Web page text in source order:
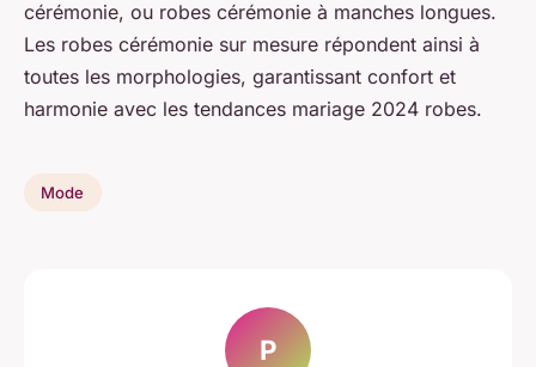
cérémonie, ou robes cérémonie à manches longues.
Les robes cérémonie sur mesure répondent ainsi à
toutes les morphologies, garantissant confort et
harmonie avec les tendances mariage 2024 robes.
Mode
P